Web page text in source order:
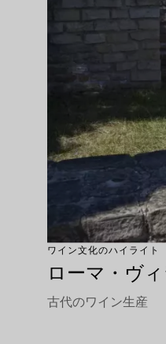
ワイン文化のハイライト
ローマ・ヴ
古代のワイン生産